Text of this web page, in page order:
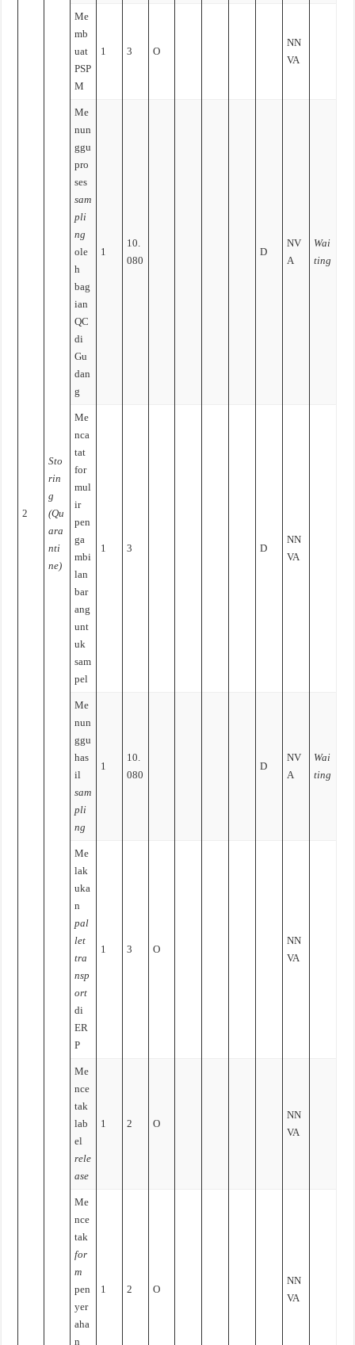
2
Sto
rin
g
(Qu
ara
nti
ne)
Me
mb
uat
PSP
M
1 3 O
NN
VA
Me
nun
ggu
pro
ses
sam
pli
ng
ole
h
bag
ian
QC
di
Gu
dan
g
1
10.
080
D
NV
A
Wai
ting
Me
nca
tat
for
mul
ir
pen
ga
mbi
lan
bar
ang
unt
uk
sam
pel
1 3 D
NN
VA
Me
nun
ggu
has
il
sam
pli
ng
1
10.
080
D
NV
A
Wai
ting
Me
lak
uka
n
pal
let
tra
nsp
ort
di
ER
P
1 3 O
NN
VA
Me
nce
tak
lab
el
rele
ase
1 2 O
NN
VA
Me
nce
tak
for
m
pen
yer
aha
n
1 2 O
NN
VA